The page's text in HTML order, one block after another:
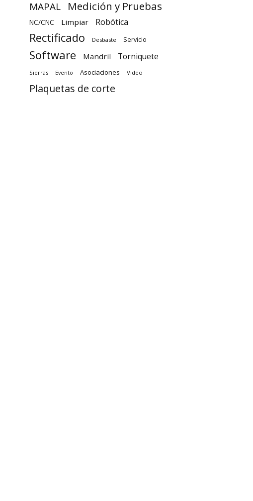
MAPAL Medición y Pruebas
NC/CNC Limpiar Robótica
Rectificado Desbaste Servicio
Software Mandril Torniquete
Sierras Evento Asociaciones Video
Plaquetas de corte